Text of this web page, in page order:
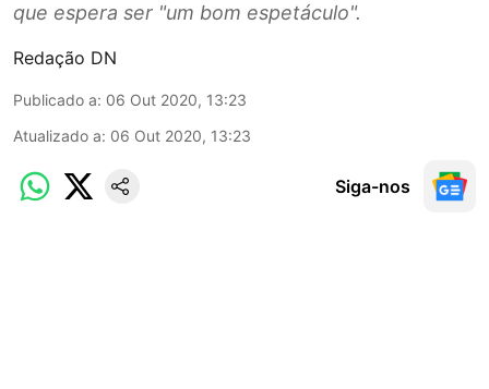
que espera ser "um bom espetáculo".
Redação DN
Publicado a: 06 Out 2020, 13:23
Atualizado a: 06 Out 2020, 13:23
Siga-nos